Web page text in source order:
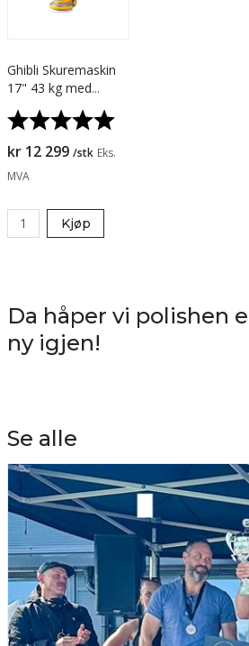
Ghibli Skuremaskin
17" 43 kg med
padholder
Karakter:
kr 12 299 /stk Eks.
MVA
Kjøp
Da håper vi polishen
ny igjen!
Se alle